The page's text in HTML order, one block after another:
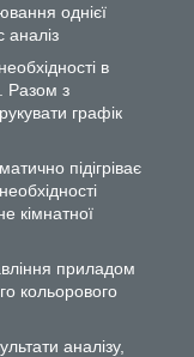
однієї
аналіз
в
Разом з
графік
підігріває
кімнатної
приладом
кольорового
аналізу,